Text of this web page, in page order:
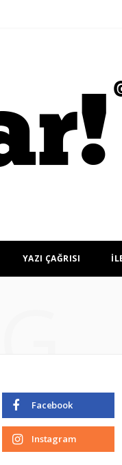
YAZI ÇAĞRISI
Facebook
Instagram